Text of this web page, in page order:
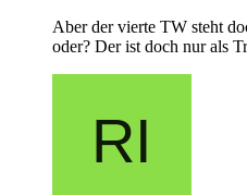
Aber der vierte TW steht
oder? Der ist doch nur als